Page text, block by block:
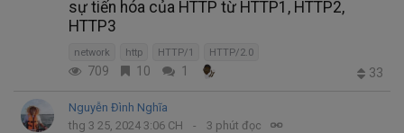
sự tiến hóa của HTTP từ HTTP1, HTTP2,
HTTP3
network http HTTP/1 HTTP/2.0
709 10 1 33
Nguyễn Đình Nghĩa
thg 3 25, 2024 3:06 CH
3 phút đọc